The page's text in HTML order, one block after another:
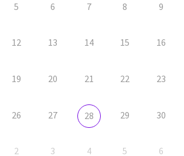
5 6 7 8 9
12 13 14 15 16
19 20 21 22 23
26 27 28 29 30
2 3 4 5 6